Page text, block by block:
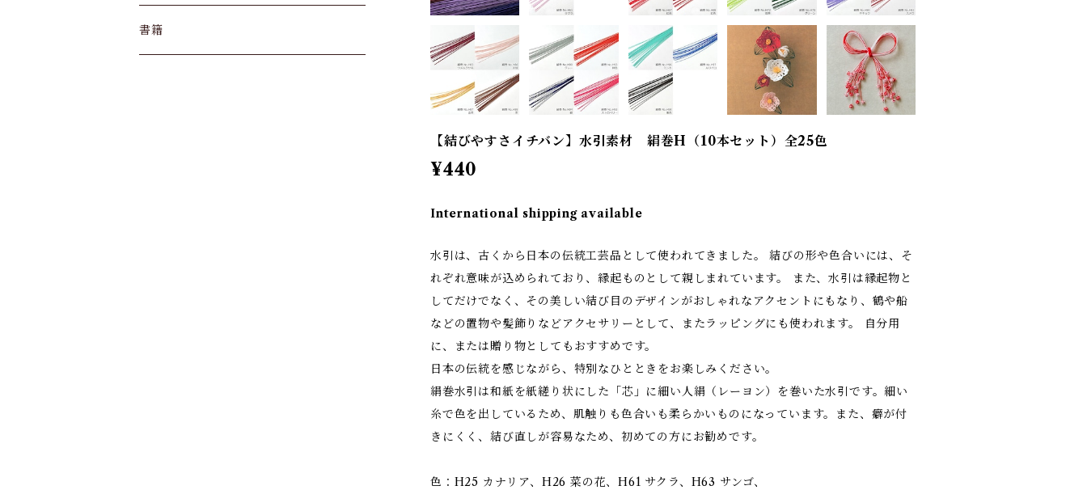
【結びやすさイチバン】水引素材 絹巻H（10本セット）全25色
¥440
International shipping available
水引は、古くから日本の伝統工芸品として使われてきました。 結びの形や色合いには、そ
れぞれ意味が込められており、縁起ものとして親しまれています。 また、水引は縁起物と
してだけでなく、その美しい結び目のデザインがおしゃれなアクセントにもなり、鶴や船
などの置物や髪飾りなどアクセサリーとして、またラッピングにも使われます。 自分用
に、または贈り物としてもおすすめです。
日本の伝統を感じながら、特別なひとときをお楽しみください。
絹巻水引は和紙を紙縒り状にした「芯」に細い人絹（レーヨン）を巻いた水引です。細い
糸で色を出しているため、肌触りも色合いも柔らかいものになっています。また、癖が付
きにくく、結び直しが容易なため、初めての方にお勧めです。
色：H25 カナリア、H26 菜の花、H61 サクラ、H63 サンゴ、
水引
書籍